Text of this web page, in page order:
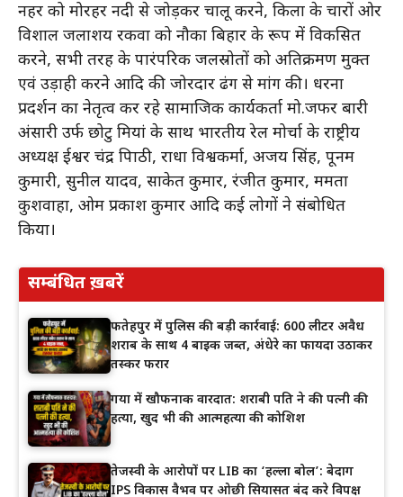
नहर को मोरहर नदी से जोड़कर चालू करने, किला के चारों ओर
विशाल जलाशय रकवा को नौका बिहार के रूप में विकसित
करने, सभी तरह के पारंपरिक जलस्रोतों को अतिक्रमण मुक्त
एवं उड़ाही करने आदि की जोरदार ढंग से मांग की। धरना
प्रदर्शन का नेतृत्व कर रहे सामाजिक कार्यकर्ता मो.जफर बारी
अंसारी उर्फ छोटु मियां के साथ भारतीय रेल मोर्चा के राष्ट्रीय
अध्यक्ष ईश्वर चंद्र त्रिपाठी, राधा विश्वकर्मा, अजय सिंह, पूनम
कुमारी, सुनील यादव, साकेत कुमार, रंजीत कुमार, ममता
कुशवाहा, ओम प्रकाश कुमार आदि कई लोगों ने संबोधित
किया।
सम्बंधित ख़बरें
फतेहपुर में पुलिस की बड़ी कार्रवाई: 600 लीटर अवैध
शराब के साथ 4 बाइक जब्त, अंधेरे का फायदा उठाकर
तस्कर फरार
गया में खौफनाक वारदात: शराबी पति ने की पत्नी की
हत्या, खुद भी की आत्महत्या की कोशिश
तेजस्वी के आरोपों पर LIB का ‘हल्ला बोल’: बेदाग
IPS विकास वैभव पर ओछी सियासत बंद करे विपक्ष